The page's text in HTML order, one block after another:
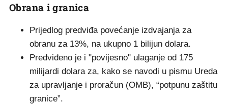
Obrana i granica
Prijedlog predviđa povećanje izdvajanja za
obranu za 13%, na ukupno 1 bilijun dolara.
Predviđeno je i "povijesno" ulaganje od 175
milijardi dolara za, kako se navodi u pismu Ureda
za upravljanje i proračun (OMB), “potpunu zaštitu
granice”.